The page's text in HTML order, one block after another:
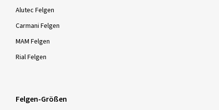
Alutec Felgen
Carmani Felgen
MAM Felgen
Rial Felgen
Felgen-Größen